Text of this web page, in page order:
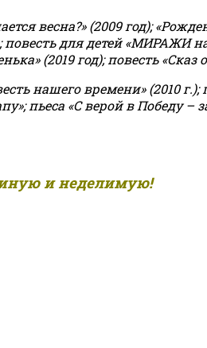
весна?» (2009 год);
для детей «МИРАЖИ
(2019 год); повесть
нашего времени» (2010 г.);
пьеса «С верой в Победу –
и неделимую!